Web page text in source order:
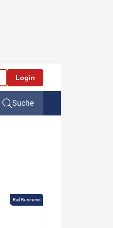
Login
Suche
Rail Business